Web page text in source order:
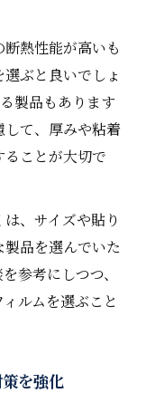
熱性能が高いも
ぶと良いでしょ
製品もあります
て、厚みや粘着
ことが大切で
、サイズや貼り
品を選んでいた
参考にしつつ、
ルムを選ぶこと
を強化